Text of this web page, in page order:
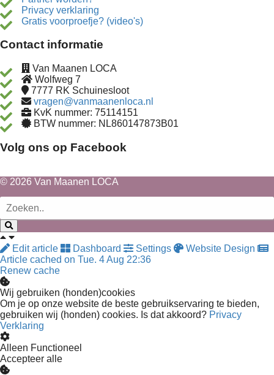
Privacy verklaring
Gratis voorproefje? (video's)
Contact informatie
Van Maanen LOCA
Wolfweg 7
7777 RK Schuinesloot
vragen@vanmaanenloca.nl
KvK nummer: 75114151
BTW nummer: NL860147873B01
Volg ons op Facebook
© 2026 Van Maanen LOCA
Edit article Dashboard Settings
Website Design
Article cached on Tue. 4 Aug 22:36
Renew cache
Wij gebruiken (honden)cookies
Om je op onze website de beste gebruikservaring te bieden,
gebruiken wij (honden) cookies. Is dat akkoord? Privacy
Verklaring
Alleen Functioneel
Accepteer alle